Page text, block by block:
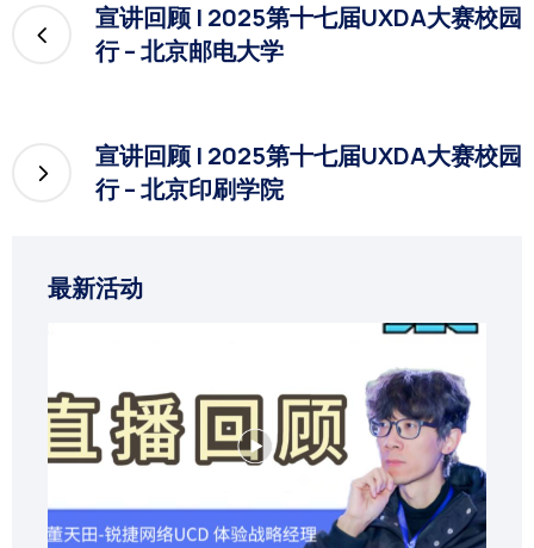
宣讲回顾 | 2025第十七届UXDA大赛校园
行 – 北京邮电大学
宣讲回顾 | 2025第十七届UXDA大赛校园
行 – 北京印刷学院
最新活动